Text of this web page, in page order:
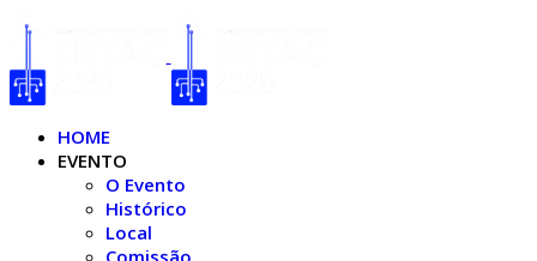
HOME
EVENTO
O Evento
Histórico
Local
Comissão